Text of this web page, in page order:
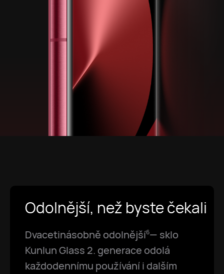
Odolnější, než byste čekali
Dvacetinásobně odolnější6— sklo
Kunlun Glass 2. generace odolá
každodennímu používání i dalším